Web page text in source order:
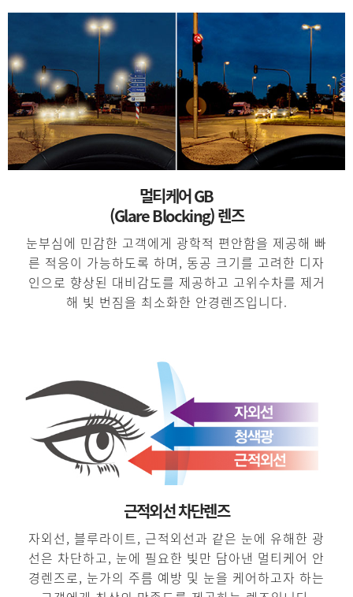
멀티케어 GB
(Glare Blocking) 렌즈
눈부심에 민감한 고객에게 광학적 편안함을 제공해 빠
른 적응이 가능하도록 하며, 동공 크기를 고려한 디자
인으로 향상된 대비감도를 제공하고 고위수차를 제거
해 빛 번짐을 최소화한 안경렌즈입니다.
근적외선 차단렌즈
자외선, 블루라이트, 근적외선과 같은 눈에 유해한 광
선은 차단하고, 눈에 필요한 빛만 담아낸 멀티케어 안
경렌즈로, 눈가의 주름 예방 및 눈을 케어하고자 하는